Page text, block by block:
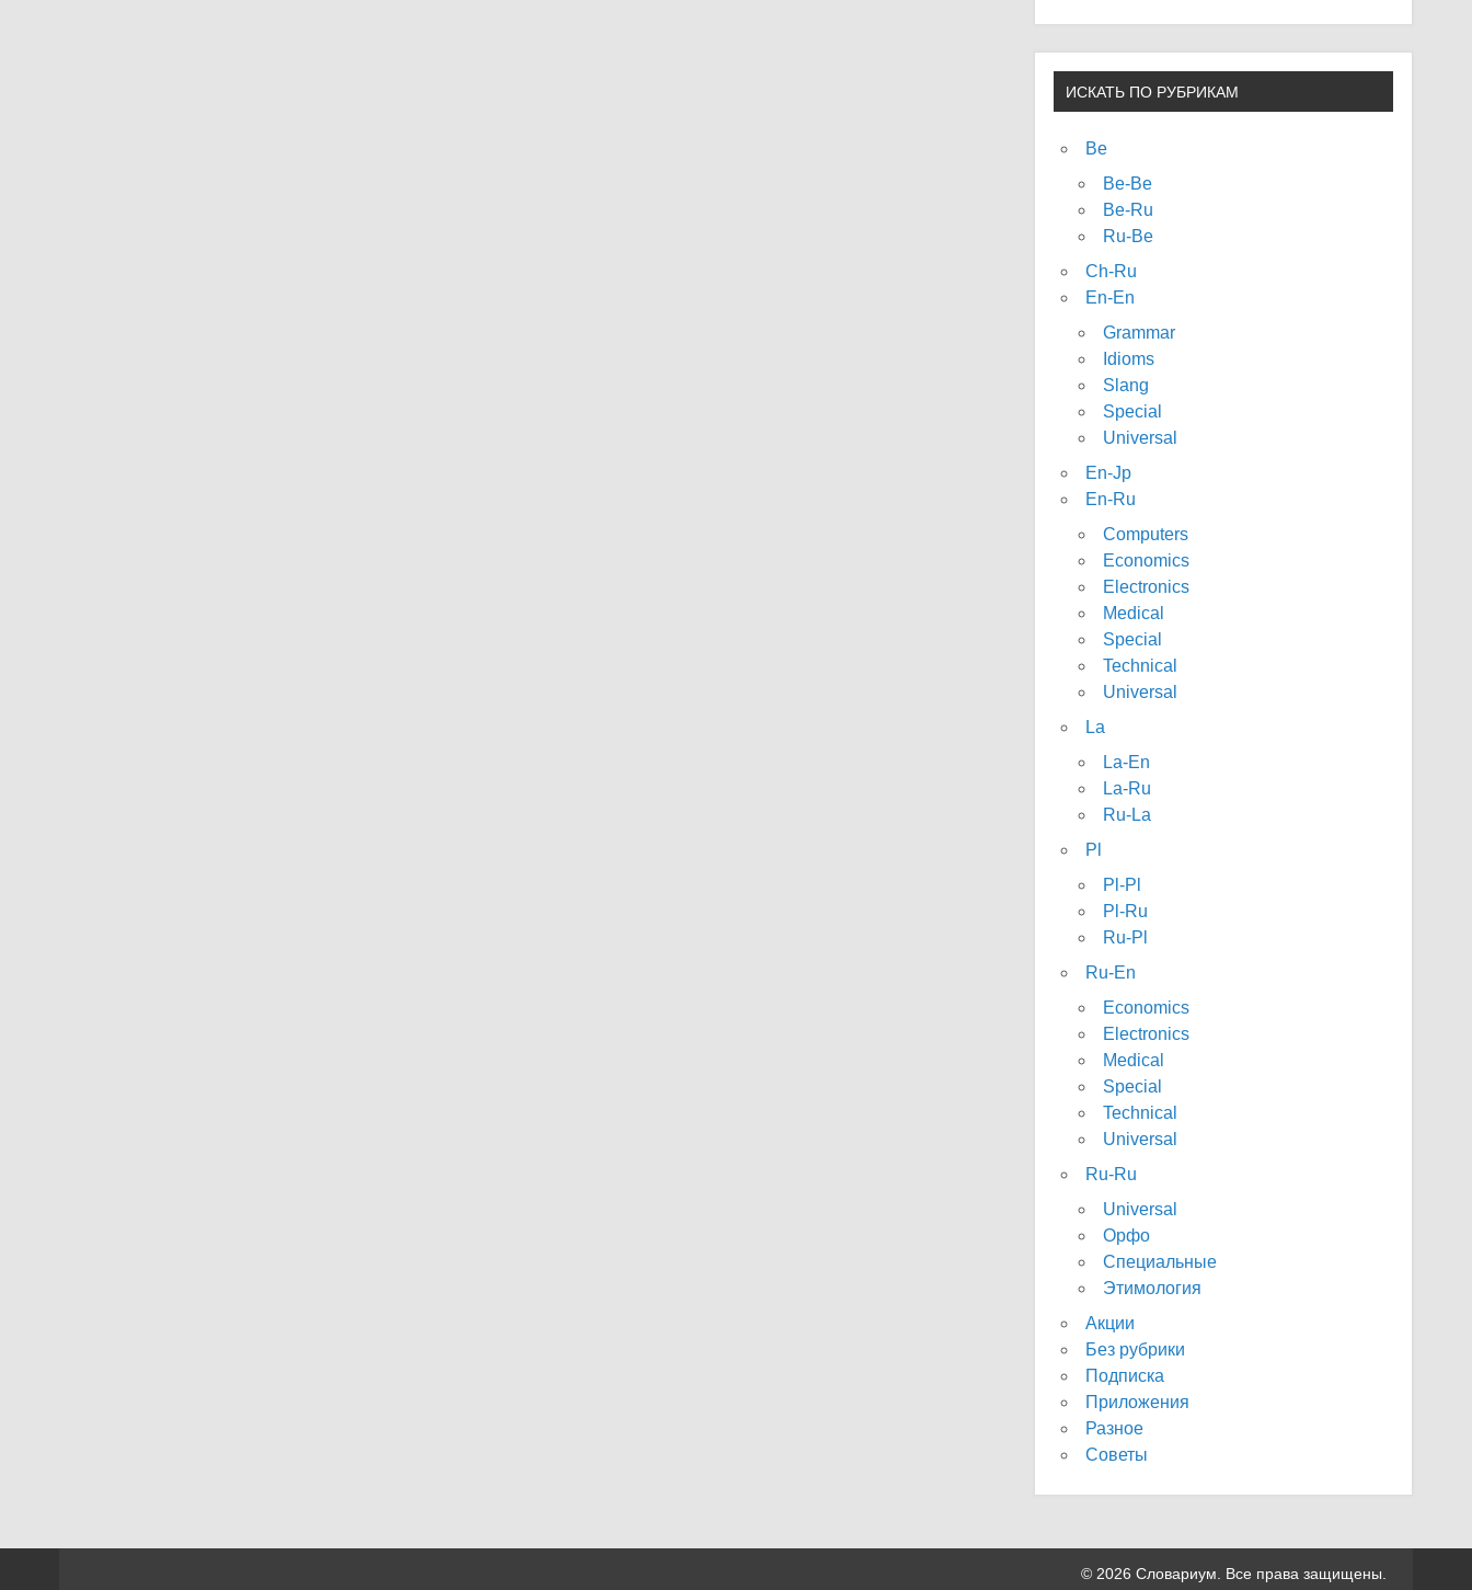
ИСКАТЬ ПО РУБРИКАМ
Be
Be-Be
Be-Ru
Ru-Be
Ch-Ru
En-En
Grammar
Idioms
Slang
Special
Universal
En-Jp
En-Ru
Computers
Economics
Electronics
Medical
Special
Technical
Universal
La
La-En
La-Ru
Ru-La
Pl
Pl-Pl
Pl-Ru
Ru-Pl
Ru-En
Economics
Electronics
Medical
Special
Technical
Universal
Ru-Ru
Universal
Орфо
Специальные
Этимология
Акции
Без рубрики
Подписка
Приложения
Разное
Советы
© 2026 Словариум. Все права защищены.